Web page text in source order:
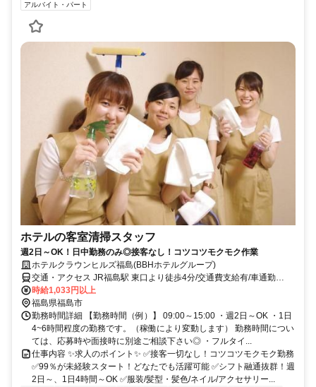
アルバイト・パート
ホテルの客室清掃スタッフ
週2日～OK！日中勤務のみ◎接客なし！コツコツモクモク作業
ホテルクラウンヒルズ福島(BBHホテルグループ)
交通・アクセス JR福島駅 東口より徒歩4分/交通費支給有/車通勤
OK(駐車場完備)
時給1,033円以上
福島県福島市
勤務時間詳細 【勤務時間（例）】 09:00～15:00 ・週2日～OK ・1日
4~6時間程度の勤務です。（稼働により変動します） 勤務時間につい
ては、応募時や面接時に別途ご相談下さい◎ ・フルタイ...
仕事内容 ✨求人のポイント✨ ✅接客一切なし！コツコツモクモク勤務
✅99％が未経験スタート！どなたでも活躍可能 ✅シフト融通抜群！週
2日～、1日4時間～OK ✅服装/髪型・髪色/ネイル/アクセサリー...